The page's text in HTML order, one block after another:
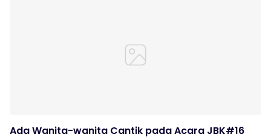
Ada Wanita-wanita Cantik pada Acara JBK#16